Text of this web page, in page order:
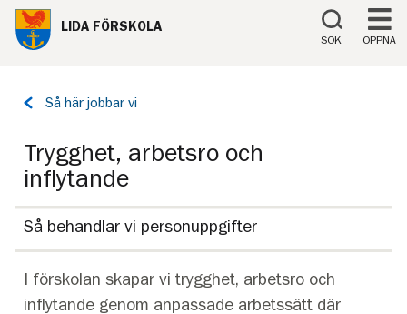
Till innehåll på sidan
LIDA FÖRSKOLA
SÖK ÖPPNA
Tillbaka
Så här jobbar vi
Trygghet, arbetsro och
inflytande
Så behandlar vi personuppgifter
I förskolan skapar vi trygghet, arbetsro och
inflytande genom anpassade arbetssätt där